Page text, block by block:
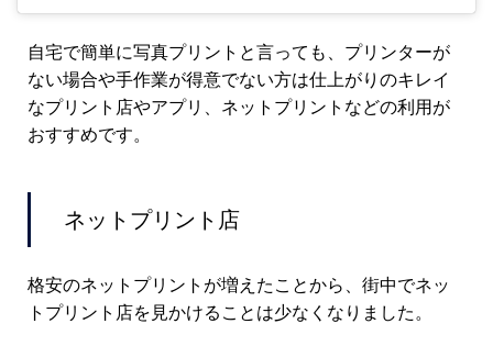
自宅で簡単に写真プリントと言っても、プリンターが
ない場合や手作業が得意でない方は仕上がりのキレイ
なプリント店やアプリ、ネットプリントなどの利用が
おすすめです。
ネットプリント店
格安のネットプリントが増えたことから、街中でネッ
トプリント店を見かけることは少なくなりました。